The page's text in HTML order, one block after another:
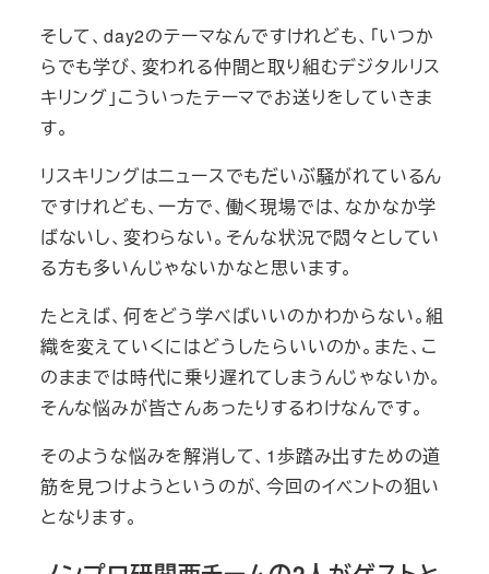
そして、day2のテーマなんですけれども、「いつか
らでも学び、変われる仲間と取り組むデジタルリス
キリング」こういったテーマでお送りをしていきま
す。
リスキリングはニュースでもだいぶ騒がれているん
ですけれども、一方で、働く現場では、なかなか学
ばないし、変わらない。そんな状況で悶々としてい
る方も多いんじゃないかなと思います。
たとえば、何をどう学べばいいのかわからない。組
織を変えていくにはどうしたらいいのか。また、こ
のままでは時代に乗り遅れてしまうんじゃないか。
そんな悩みが皆さんあったりするわけなんです。
そのような悩みを解消して、1歩踏み出すための道
筋を見つけようというのが、今回のイベントの狙い
となります。